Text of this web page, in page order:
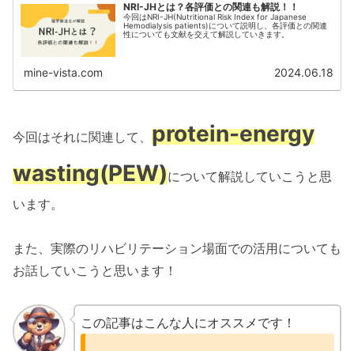
NRI-JHとは？各評価との関連も解説！！
今回はNRI-JH(Nutritional Risk Index for Japanese
Hemodialysis patients)について説明し、各評価との関連
性についても文献を交えて解説していきます。
mine-vista.com 2024.06.18
今回はそれに関連して、 protein-energy
wasting(PEW)について解説していこうと思
います。
また、実際のリハビリテーション場面での活用についても
お話していこうと思います！
この記事はこんな人にオススメです！